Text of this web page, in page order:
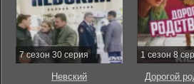
7 сезон 30 серия
Невский
1 сезон 8
Дорогой